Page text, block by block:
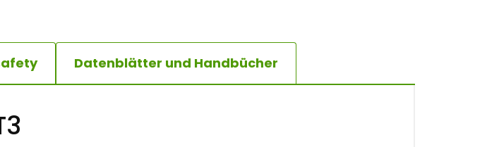
Datenblätter und Handbücher